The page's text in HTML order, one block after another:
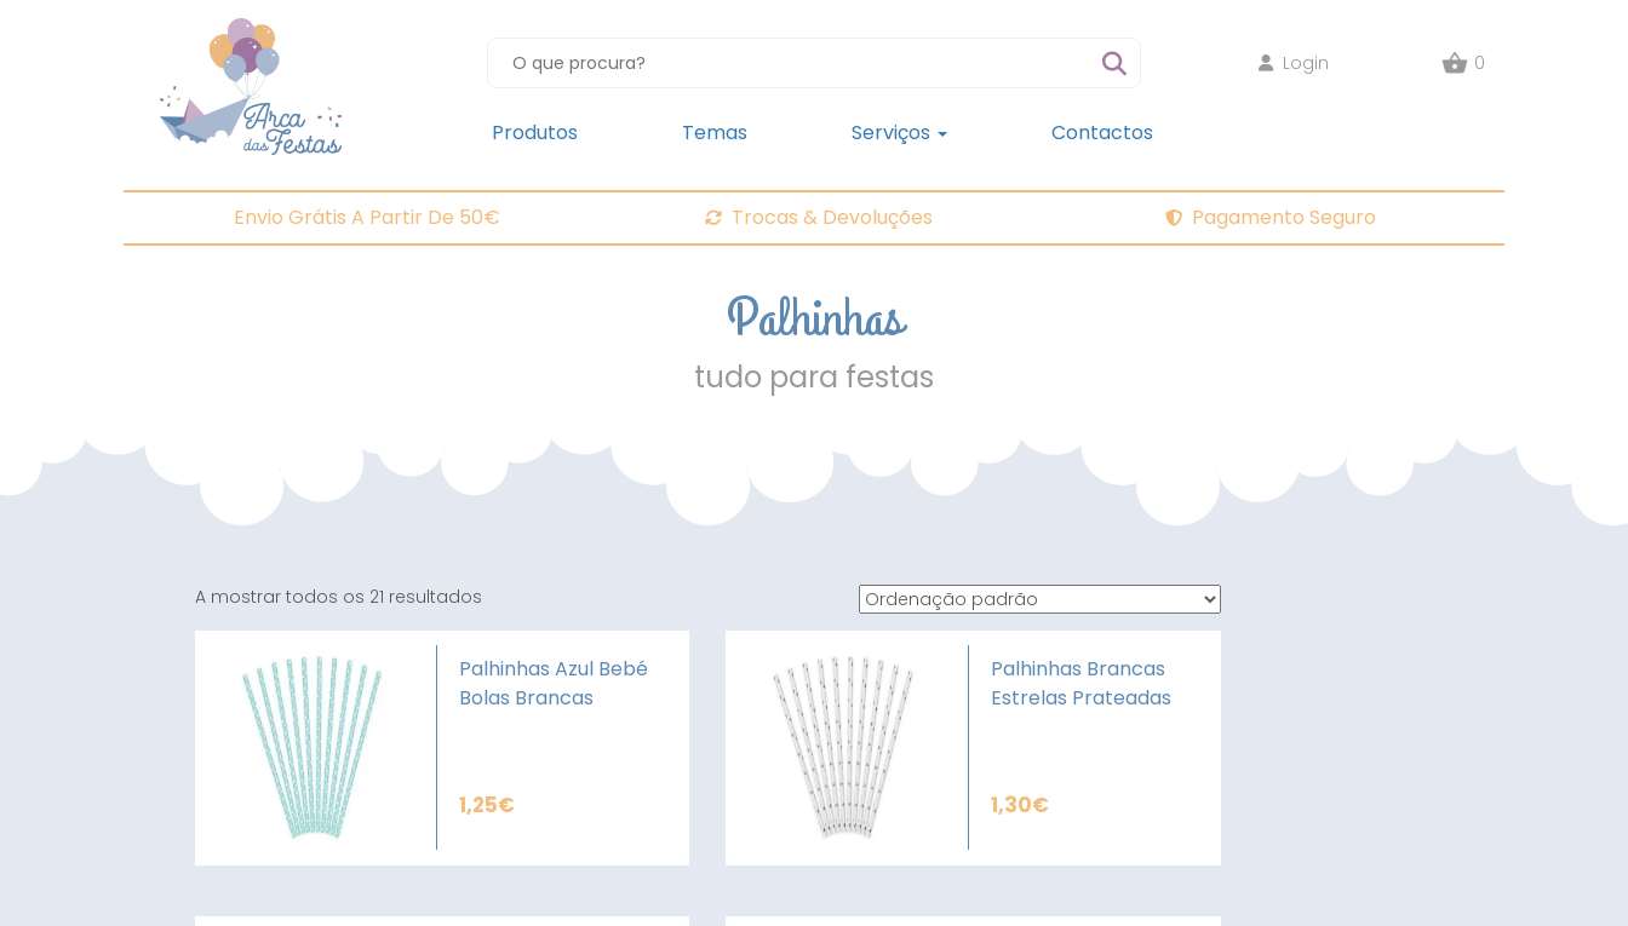
Login 0
Produtos Temas Serviços Contactos
Envio Grátis A Partir De 50€ Trocas & Devoluções Pagamento Seguro
Palhinhas
tudo para festas
A mostrar todos os 21 resultados
Palhinhas Azul Bebé
Bolas Brancas
1,25€
Palhinhas Brancas
Estrelas Prateadas
1,30€